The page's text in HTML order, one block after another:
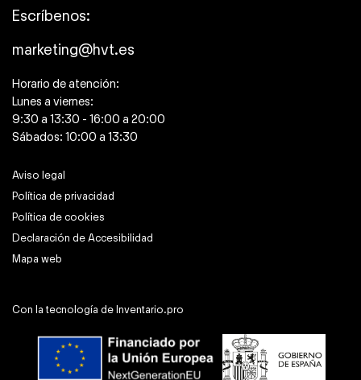
Escríbenos:
marketing@hvt.es
Horario de atención:
Lunes a viernes:
9:30 a 13:30 - 16:00 a 20:00
Sábados: 10:00 a 13:30
Aviso legal
Política de privacidad
Política de cookies
Declaración de Accesibilidad
Mapa web
Con la tecnología de Inventario.pro